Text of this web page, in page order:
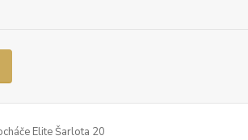
Elite Šarlota 20